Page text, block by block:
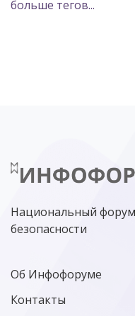
POSITIVE TECHNOLOGIES
МИНЦИФРЫ РОССИИ
больше тегов...
Национальный
безопасности
Об Инфофоруме
Контакты